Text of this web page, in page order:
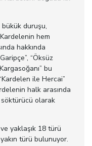
duruşu,
hem
hakkında
“Öksüz
bu
ile Hercai”
halk arasında
olarak
yaklaşık 18 türü
türü bulunuyor.